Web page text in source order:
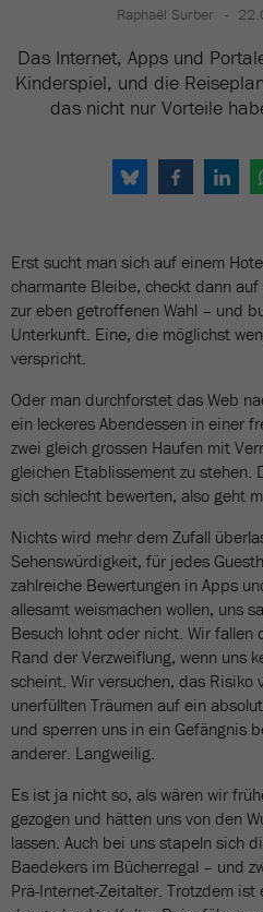
Raphaël Surber
Das Internet, Apps und
Kinderspiel, und die
das nicht nur Vorteile
Erst sucht man sich auf einem
charmante Bleibe, checkt dann
zur eben getroffenen Wahl – und
Unterkunft. Eine, die möglichst
verspricht.
Oder man durchforstet das Web
ein leckeres Abendessen in einer
zwei gleich grossen Haufen mit
gleichen Etablissement zu stehen.
sich schlecht bewerten, also geht
Nichts wird mehr dem Zufall
Sehenswürdigkeit, für jedes
zahlreiche Bewertungen in Apps
allesamt weismachen wollen, uns
Besuch lohnt oder nicht. Wir fallen
Rand der Verzweiflung, wenn uns
scheint. Wir versuchen, das Risiko
unerfüllten Träumen auf ein
und sperren uns in ein Gefängnis
anderer. Langweilig.
Es ist ja nicht so, als wären wir
gezogen und hätten uns von den
lassen. Auch bei uns stapeln sich
Baedekers im Bücherregal – und
Prä-Internet-Zeitalter. Trotzdem